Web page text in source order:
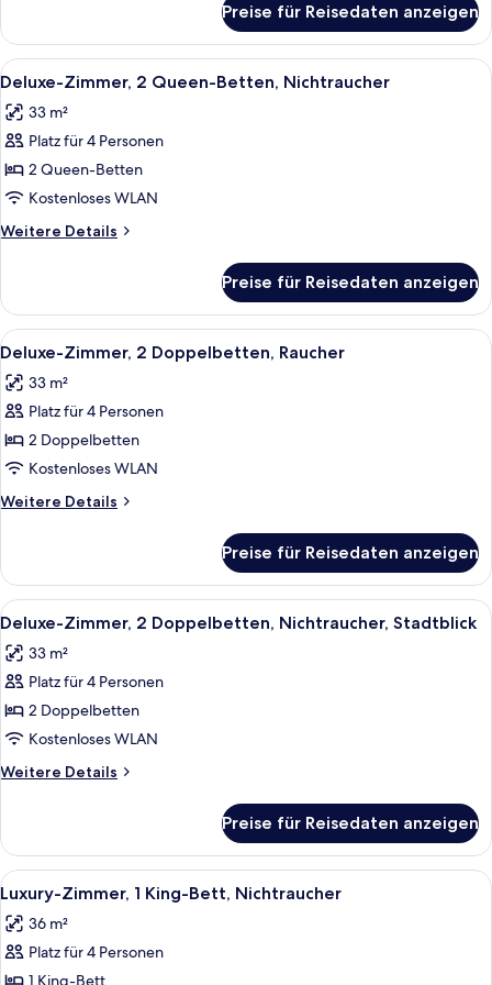
Zimmer,
2 Doppelbetten,
Nichtraucher
Preise für Reisedaten anzeigen
Alle
Fotos
für
Deluxe-
Zimmer,
2 Queen-
Betten,
Nichtraucher
Ein Hotelzimmer mit zwei Betten,
7
Deluxe-Zimmer, 2 Queen-Betten, Nichtraucher
33 m²
Platz für 4 Personen
2 Queen-Betten
Kostenloses WLAN
Weitere Details
Weitere
Zimmer,
2 Queen-
Betten,
Preise für Reisedaten anzeigen
Alle
Fotos
für
Deluxe-
Zimmer,
2 Doppelbetten,
Raucher
anzeigen
Ein Hotelzimmer mit zwei Betten,
8
Deluxe-Zimmer, 2 Doppelbetten, Raucher
33 m²
Platz für 4 Personen
2 Doppelbetten
Kostenloses WLAN
Weitere Details
Weitere
Zimmer,
2 Doppelbetten,
Raucher
Preise für Reisedaten anzeigen
Alle
Fotos
für
Deluxe-
Zimmer,
2 Doppelbetten,
Nichtraucher,
Stadtblick
Ein Hotelzimmer mit einem großen
7
Deluxe-Zimmer, 2 Doppelbetten, Nichtraucher, Stadtblick
33 m²
Platz für 4 Personen
2 Doppelbetten
Kostenloses WLAN
Weitere Details
Weitere
Zimmer,
2 Doppelbetten,
Nichtraucher,
Stadtblick
Preise für Reisedaten anzeigen
Alle
Fotos
für
Luxury-
Ein Hotelzimmer mit einem Bett,
6
Luxury-Zimmer, 1 King-Bett, Nichtraucher
36 m²
Platz für 4 Personen
1 King-Bett